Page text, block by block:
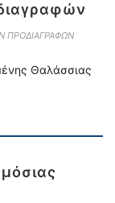
ΠΡΟΔΙΑΓΡΑΦΩΝ
Θαλάσσιας